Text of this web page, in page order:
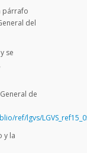
párrafo
del
se
de
ref/lgvs/
y la